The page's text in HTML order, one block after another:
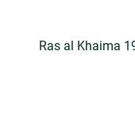
Ras al Khaima